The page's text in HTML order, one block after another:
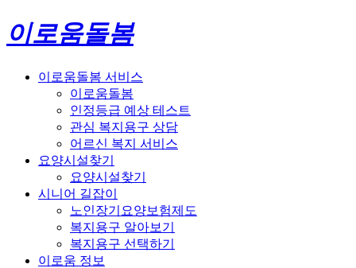
이로움돌봄
이로움돌봄 서비스
이로움돌봄
인정등급 예상 테스트
관심 복지용구 상담
어르신 복지 서비스
요양시설찾기
요양시설찾기
시니어 길잡이
노인장기요양보험제도
복지용구 알아보기
복지용구 선택하기
이로움 정보